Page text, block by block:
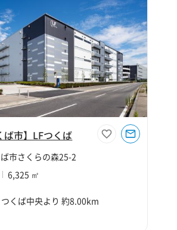
ば市】LFつくば
市さくらの森25-2
6,325 ㎡
くば中央より 約8.00km